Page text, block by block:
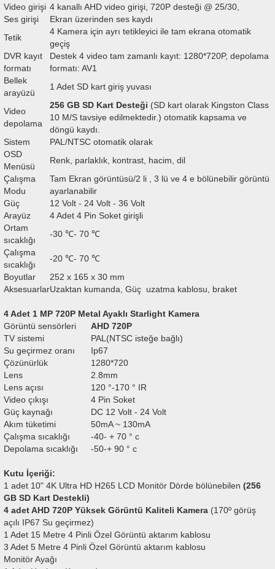
Video girişi 4 kanallı AHD video girişi, 720P desteği @ 25/30,
Ses girişi
Ekran üzerinden ses kaydı
Tetik
4 Kamera için ayrı tetikleyici ile tam ekrana otomatik
geçiş
DVR kayıt
formatı
Destek 4 video tam zamanlı kayıt: 1280*720P, depolama
formatı: AV1
Bellek
arayüzü
1 Adet SD kart giriş yuvası
Video
depolama
256 GB SD Kart Desteği (SD kart olarak Kingston Class
10 M/S tavsiye edilmektedir.) otomatik kapsama ve
döngü kaydı.
Sistem
PAL/NTSC otomatik olarak
OSD
Menüsü
Renk, parlaklık, kontrast, hacim, dil
Çalışma
Modu
Tam Ekran görüntüsü/2 li , 3 lü ve 4 e bölünebilir görüntü
ayarlanabilir
Güç
12 Volt - 24 Volt - 36 Volt
Arayüz
4 Adet 4 Pin Soket girişli
Ortam
sıcaklığı
-30 ℃- 70 ℃
Çalışma
sıcaklığı
-20 ℃- 70 ℃
Boyutlar
252 x 165 x 30 mm
AksesuarlarUzaktan kumanda, Güç uzatma kablosu, braket
4 Adet 1 MP 720P Metal Ayaklı Starlight Kamera
Görüntü sensörleri
AHD 720P
TV sistemi
PAL(NTSC isteğe bağlı)
Su geçirmez oranı
Ip67
Çözünürlük
1280*720
Lens
2.8mm
Lens açısı
120 °-170 ° IR
Video çıkışı
4 Pin Soket
Güç kaynağı
DC 12 Volt - 24 Volt
Akım tüketimi
50mA ~ 130mA
Çalışma sıcaklığı
-40- + 70 ° c
Depolama sıcaklığı
-50-+ 90 ° c
Kutu İçeriği:
1 adet 10" 4K Ultra HD H265 LCD Monitör Dörde bölünebilen (256
GB SD Kart Destekli)
4 adet AHD 720P Yüksek Görüntü Kaliteli Kamera (170º görüş
açılı IP67 Su geçirmez)
1 Adet 15 Metre 4 Pinli Özel Görüntü aktarım kablosu
3 Adet 5 Metre 4 Pinli Özel Görüntü aktarım kablosu
Monitör Ayağı